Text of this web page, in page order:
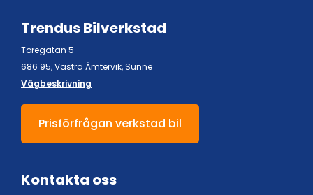
Trendus Bilverkstad
Toregatan 5
686 95, Västra Ämtervik, Sunne
Vägbeskrivning
Prisförfrågan verkstad bil
Kontakta oss